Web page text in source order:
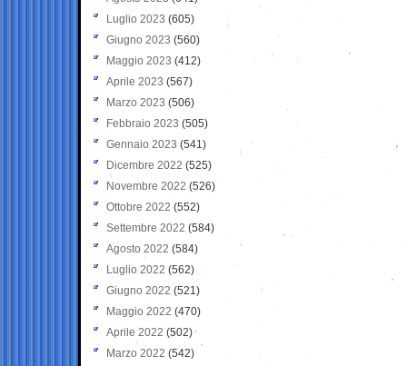
Luglio 2023 (605)
Giugno 2023 (560)
Maggio 2023 (412)
Aprile 2023 (567)
Marzo 2023 (506)
Febbraio 2023 (505)
Gennaio 2023 (541)
Dicembre 2022 (525)
Novembre 2022 (526)
Ottobre 2022 (552)
Settembre 2022 (584)
Agosto 2022 (584)
Luglio 2022 (562)
Giugno 2022 (521)
Maggio 2022 (470)
Aprile 2022 (502)
Marzo 2022 (542)